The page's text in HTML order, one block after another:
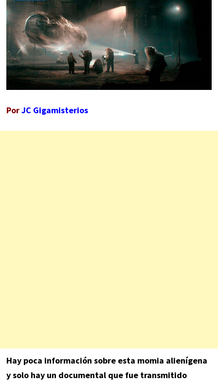
PorJC Gigamisterios
Hay poca información sobre esta momia alienígena
y solo hay un documental que fue transmitido